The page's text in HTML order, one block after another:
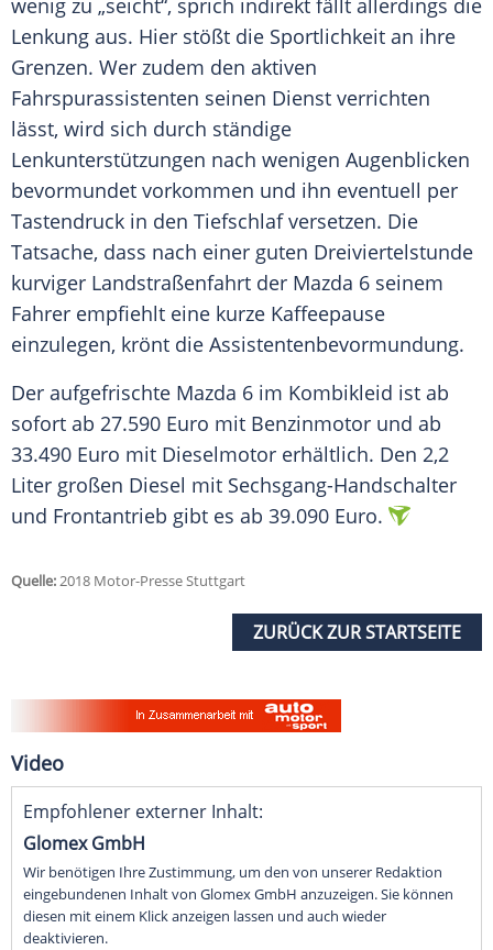
wenig zu „seicht“, sprich indirekt fällt allerdings die
Lenkung aus. Hier stößt die Sportlichkeit an ihre
Grenzen. Wer zudem den aktiven
Fahrspurassistenten seinen Dienst verrichten
lässt, wird sich durch ständige
Lenkunterstützungen nach wenigen Augenblicken
bevormundet vorkommen und ihn eventuell per
Tastendruck in den Tiefschlaf versetzen. Die
Tatsache, dass nach einer guten Dreiviertelstunde
kurviger Landstraßenfahrt der Mazda 6 seinem
Fahrer empfiehlt eine kurze Kaffeepause
einzulegen, krönt die Assistentenbevormundung.
Der aufgefrischte Mazda 6 im Kombikleid ist ab
sofort ab 27.590 Euro mit Benzinmotor und ab
33.490 Euro mit Dieselmotor erhältlich. Den 2,2
Liter großen Diesel mit Sechsgang-Handschalter
und Frontantrieb gibt es ab 39.090 Euro.
Quelle:2018 Motor-Presse Stuttgart
ZURÜCK ZUR STARTSEITE
Video
Empfohlener externer Inhalt:
Glomex GmbH
Wir benötigen Ihre Zustimmung, um den von unserer Redaktion
eingebundenen Inhalt von Glomex GmbH anzuzeigen. Sie können
diesen mit einem Klick anzeigen lassen und auch wieder
deaktivieren.